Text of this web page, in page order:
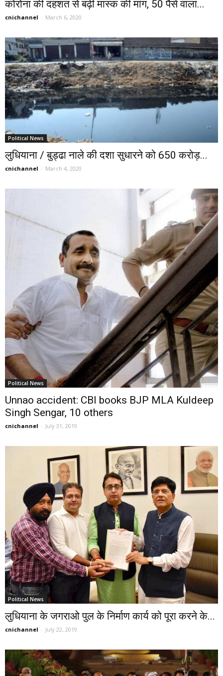
कोरोना की दहशत से बढ़ी मास्क की मांग, 50 पैसे वाला...
cnichannel - March 6, 2020
Political News
लुधियाना / बुड्ढा नाले की दशा सुधारने को 650 करोड़...
cnichannel - March 4, 2020
Political News
Unnao accident: CBI books BJP MLA Kuldeep
Singh Sengar, 10 others
cnichannel - July 31, 2019
Political News
लुधियाना के जगराओ पुल के निर्माण कार्य को पूरा करने के...
cnichannel - July 22, 2019